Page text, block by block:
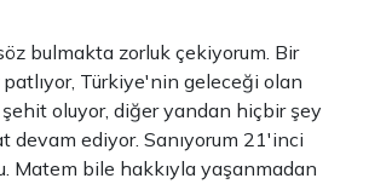
bulmakta zorluk çekiyorum. Bir
Türkiye'nin geleceği olan
oluyor, diğer yandan hiçbir şey
devam ediyor. Sanıyorum 21'inci
Matem bile hakkıyla yaşanmadan